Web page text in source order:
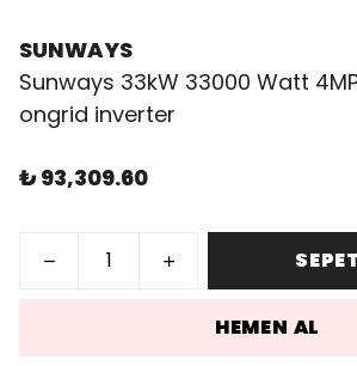
SUNWAYS
Sunways 33kW 33000 Watt
ongrid inverter
₺ 93,309.60
HEMEN AL